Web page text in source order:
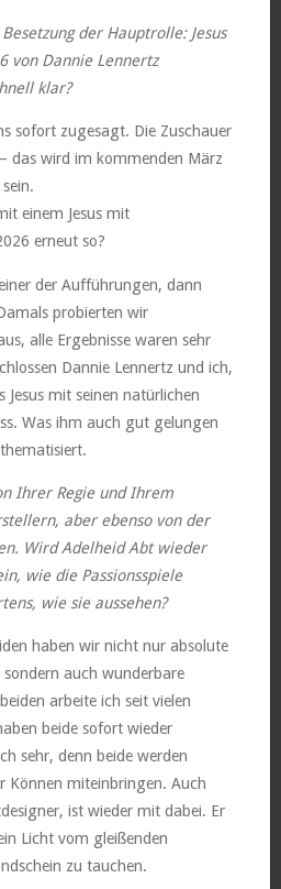
der Hauptrolle: Jesus
von Dannie Lennertz
klar?
sofort zugesagt. Die Zuschauer
das wird im kommenden März
einem Jesus mit
erneut so?
der Aufführungen, dann
probierten wir
alle Ergebnisse waren sehr
Dannie Lennertz und ich,
Jesus mit seinen natürlichen
Was ihm auch gut gelungen
Ihrer Regie und Ihrem
aber ebenso von der
Wird Adelheid Abt wieder
wie die Passionsspiele
wie sie aussehen?
haben wir nicht nur absolute
auch wunderbare
arbeite ich seit vielen
beide sofort wieder
sehr, denn beide werden
Können miteinbringen. Auch
ist wieder mit dabei. Er
Licht vom gleißenden
zu tauchen.